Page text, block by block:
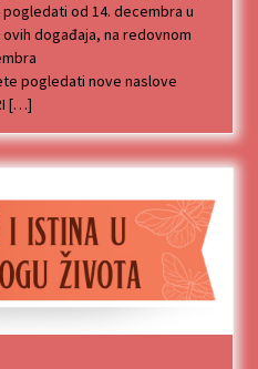
od 14. decembra u
događaja, na redovnom
pogledati nove naslove
[…]